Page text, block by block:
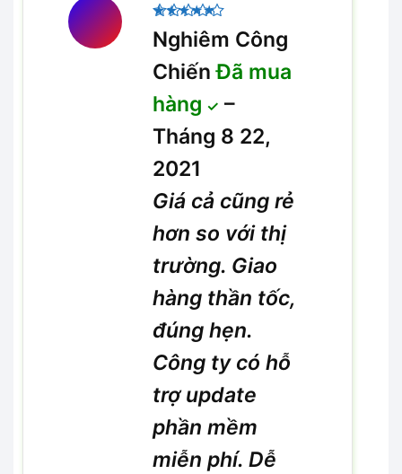
Được xếp
hạng 55
Nghiêm Công
ChiếnĐã mua
hàng
–
Tháng 8 22,
2021
Giá cả cũng rẻ
hơn so với thị
trường. Giao
hàng thần tốc,
đúng hẹn.
Công ty có hỗ
trợ update
phần mềm
miễn phí. Dễ